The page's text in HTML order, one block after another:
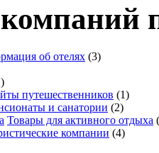
об отелях (3)
путешественников (1)
и санатории (2)
Товары для активного отдыха
компании (4)